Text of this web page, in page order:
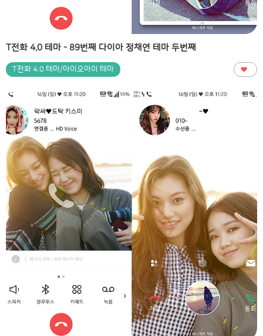
T전화 4.0 테마 - 89번째 다이아 정채연 테마 두번째
T전화 4.0 테마/아이오아이 테마